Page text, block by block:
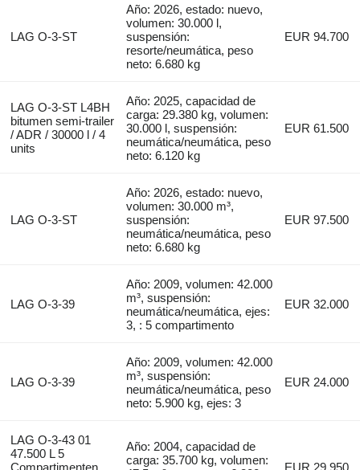
LAG O-3-ST
Año: 2026, estado: nuevo,
volumen: 30.000 l,
suspensión:
resorte/neumática, peso
neto: 6.680 kg
EUR 94.700
LAG O-3-ST L4BH
bitumen semi-trailer
/ ADR / 30000 l / 4
units
Año: 2025, capacidad de
carga: 29.380 kg, volumen:
30.000 l, suspensión:
neumática/neumática, peso
neto: 6.120 kg
EUR 61.500
LAG O-3-ST
Año: 2026, estado: nuevo,
volumen: 30.000 m³,
suspensión:
neumática/neumática, peso
neto: 6.680 kg
EUR 97.500
LAG O-3-39
Año: 2009, volumen: 42.000
m³, suspensión:
neumática/neumática, ejes:
3, : 5 compartimento
EUR 32.000
LAG O-3-39
Año: 2009, volumen: 42.000
m³, suspensión:
neumática/neumática, peso
neto: 5.900 kg, ejes: 3
EUR 24.000
LAG O-3-43 01
47.500 L 5
Compartimenten
Año: 2004, capacidad de
carga: 35.700 kg, volumen:
EUR 29.950